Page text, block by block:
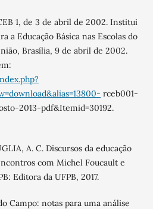
1, de 3 de abril de 2002. Institui
a Educação Básica nas Escolas do
Brasília, 9 de abril de 2002.
rceb001-
2013-pdf&Itemid=30192.
A. C. Discursos da educação
com Michel Foucault e
Editora da UFPB, 2017.
Campo: notas para uma análise